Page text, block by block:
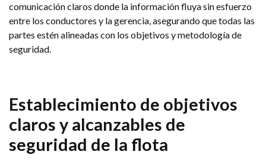
comunicación claros donde la información fluya sin esfuerzo
entre los conductores y la gerencia, asegurando que todas las
partes estén alineadas con los objetivos y metodología de
seguridad.
Establecimiento de objetivos
claros y alcanzables de
seguridad de la flota